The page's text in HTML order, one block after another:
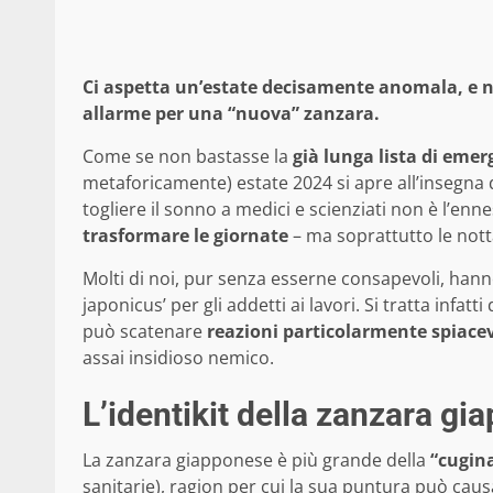
Ci aspetta un’estate decisamente anomala,
allarme per una “nuova” zanzara.
Come se non bastasse la già lunga lista di
metaforicamente) estate 2024 si apre
togliere il sonno a medici e scienziati non è
trasformare le giornate– ma soprattutto le
Molti di noi, pur senza esserne consapevoli,
japonicus’ per gli addetti ai lavori. Si tratta infatti
può scatenare reazioni particolarmente
assai insidioso nemico.
L’identikit della zanzara
La zanzara giapponese è più grande della
sanitarie), ragion per cui la sua puntura può